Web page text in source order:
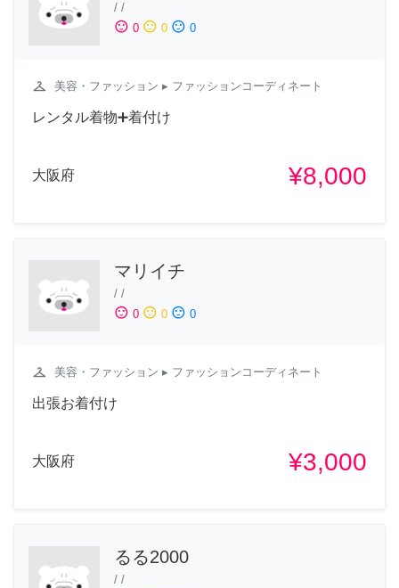
/ /
sentiment_satisfied 0 sentiment_neutral 0 sentiment_dissatisfied 0
checkroom 美容・ファッション ▸ ファッションコーディネート
レンタル着物➕着付け
大阪府 ¥8,000
マリイチ
/ /
sentiment_satisfied 0 sentiment_neutral 0 sentiment_dissatisfied 0
checkroom 美容・ファッション ▸ ファッションコーディネート
出張お着付け
大阪府 ¥3,000
るる2000
/ /